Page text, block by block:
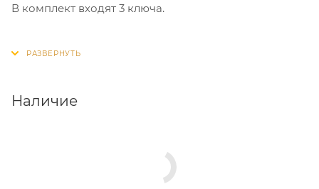
В комплект входят 3 ключа.
Наличие